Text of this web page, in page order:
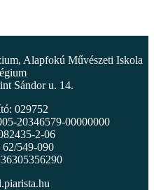
Alapfokú Művészeti Iskola
Sándor u. 14.
029752
20346579-00000000
2-06
62/549-090